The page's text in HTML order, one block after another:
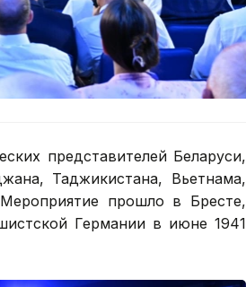
представителей Беларуси,
Таджикистана, Вьетнама,
прошло в Бресте,
Германии в июне 1941